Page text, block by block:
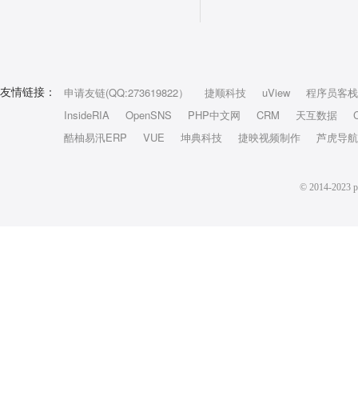
友情链接： 申请友链(QQ:273619822） 捷顺科技 uView
程序员客栈
InsideRIA
OpenSNS PHP中文网 CRM 天互数据
酷柚易汛ERP
VUE 坤典科技 捷映视频制作 芦虎导航
© 2014-2023